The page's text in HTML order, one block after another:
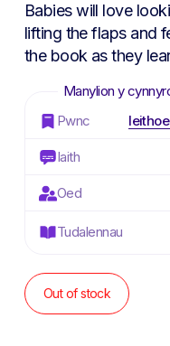
Babies will love
lifting the flaps and
the book as they
Pwnc
Iaith
Oed
Tudalennau
Out of stock